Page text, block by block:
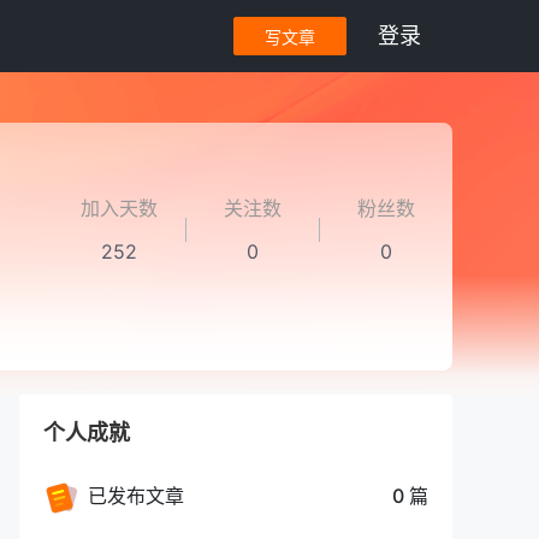
写文章 登录
加入天数
252
关注数
0
粉丝数
0
个人成就
已发布文章 0 篇